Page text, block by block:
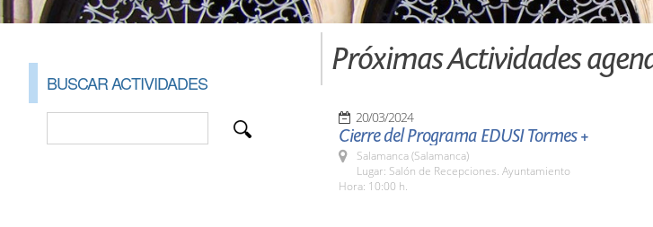
BUSCAR ACTIVIDADES
Próximas Actividades
20/03/2024
Cierre del Programa EDUSI Tormes +
Salamanca (Salamanca)
Lugar: Salón de Recepciones. Ayuntamiento
Hora: 10:00 h.